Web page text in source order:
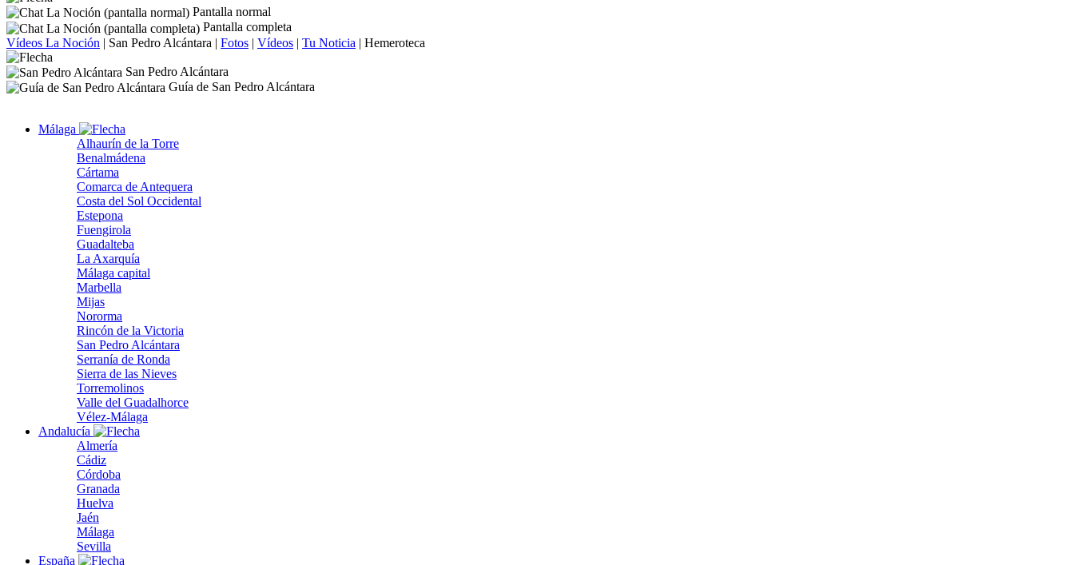
Pantalla normal
Pantalla completa
Vídeos La Noción | San Pedro Alcántara | Fotos | Vídeos | Tu Noticia | Hemeroteca
San Pedro Alcántara
Guía de San Pedro Alcántara
Málaga
Alhaurín de la Torre
Benalmádena
Cártama
Comarca de Antequera
Costa del Sol Occidental
Estepona
Fuengirola
Guadalteba
La Axarquía
Málaga capital
Marbella
Mijas
Nororma
Rincón de la Victoria
San Pedro Alcántara
Serranía de Ronda
Sierra de las Nieves
Torremolinos
Valle del Guadalhorce
Vélez-Málaga
Andalucía
Almería
Cádiz
Córdoba
Granada
Huelva
Jaén
Málaga
Sevilla
España